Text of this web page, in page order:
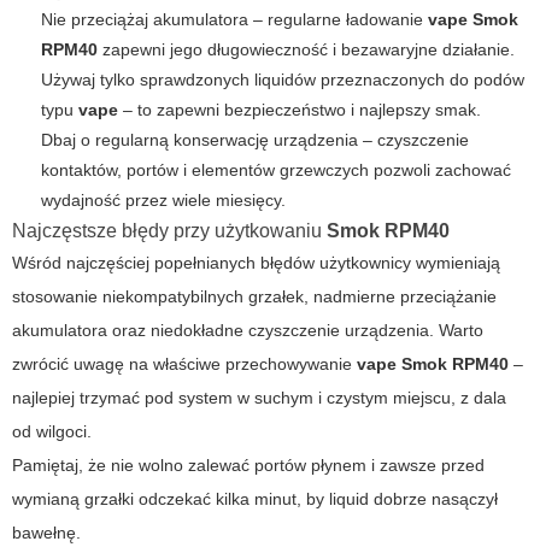
Nie przeciążaj akumulatora – regularne ładowanie vape Smok
RPM40 zapewni jego długowieczność i bezawaryjne działanie.
Używaj tylko sprawdzonych liquidów przeznaczonych do podów
typu vape – to zapewni bezpieczeństwo i najlepszy smak.
Dbaj o regularną konserwację urządzenia – czyszczenie
kontaktów, portów i elementów grzewczych pozwoli zachować
wydajność przez wiele miesięcy.
Najczęstsze błędy przy użytkowaniu Smok RPM40
Wśród najczęściej popełnianych błędów użytkownicy wymieniają
stosowanie niekompatybilnych grzałek, nadmierne przeciążanie
akumulatora oraz niedokładne czyszczenie urządzenia. Warto
zwrócić uwagę na właściwe przechowywanie vape Smok RPM40 –
najlepiej trzymać pod system w suchym i czystym miejscu, z dala
od wilgoci.
Pamiętaj, że nie wolno zalewać portów płynem i zawsze przed
wymianą grzałki odczekać kilka minut, by liquid dobrze nasączył
bawełnę.